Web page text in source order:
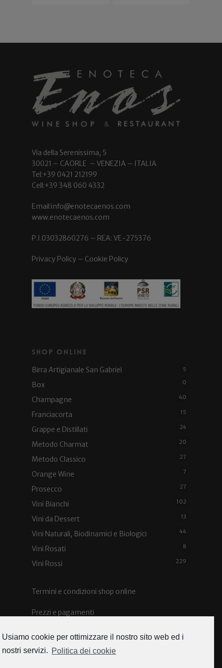
Via della Serenissima, 5
30021 – CAORLE – VENEZIA – ITALIA
Tel:+39 0421 212199
Cell:+39 348 060 4332
Email:info@enotecaenos.com
www.enotecaenos.com
P.I.03032860276 – REA: VE-275376
Privacy Policy – Cookie Policy
Shop Online
Birra Artigianale San Gabriel
5
Box 0
Champagne 40
Franciacorta 15
Grappe e Distillati 24
Metodo Charmat 20
Metodo Classico 27
Orange Wine 7
Prosecco 27
Vini Bianchi 102
Vini da Dessert 13
Vini Naturali, Biodinamici e Biologici 44
Vini Rosati 8
Vini Rossi 229
Termini e condizioni shop online
Prezzi e pagamenti
Spedizioni e costi
Usiamo cookie per ottimizzare il nostro sito web ed i
nostri servizi. Politica dei cookie